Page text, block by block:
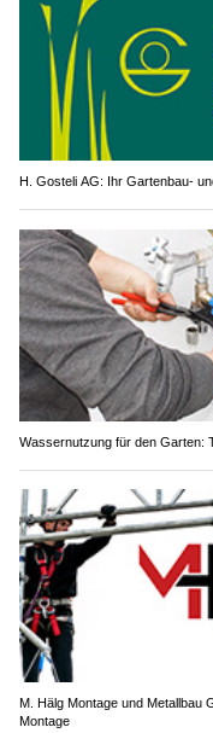
H. Gosteli AG: Ihr Gartenbau-
Wassernutzung für den Garten:
M. Hälg Montage und Metallbau
Montage